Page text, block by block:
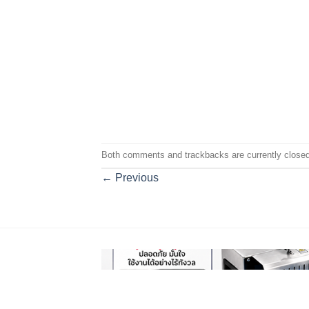
Both comments and trackbacks are currently
← Previous